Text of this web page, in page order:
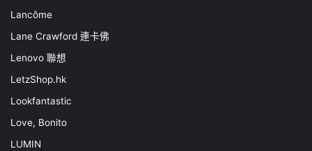
Lancôme
Lane Crawford 連卡佛
Lenovo 聯想
LetzShop.hk
Lookfantastic
Love, Bonito
LUMIN